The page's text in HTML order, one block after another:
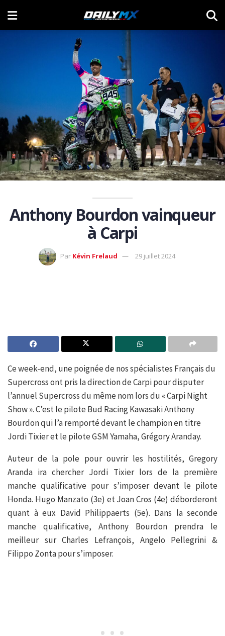
Anthony Bourdon vainqueur
à Carpi
Par Kévin Frelaud 29 juillet 2024
Ce week-end, une poignée de nos spécialistes Français du
Supercross ont pris la direction de Carpi pour disputer
l’annuel Supercross du même nom lors du « Carpi Night
Show ». C’est le pilote Bud Racing Kawasaki Anthony
Bourdon qui l’a remporté devant le champion en titre
Jordi Tixier et le pilote GSM Yamaha, Grégory Aranday.
Auteur de la pole pour ouvrir les hostilités, Gregory
Aranda ira chercher Jordi Tixier lors de la première
manche qualificative pour s’imposer devant le pilote
Honda. Hugo Manzato (3e) et Joan Cros (4e) déborderont
quant à eux David Philippaerts (5e). Dans la seconde
manche qualificative, Anthony Bourdon prendra le
meilleur sur Charles Lefrançois, Angelo Pellegrini &
Filippo Zonta pour s’imposer.